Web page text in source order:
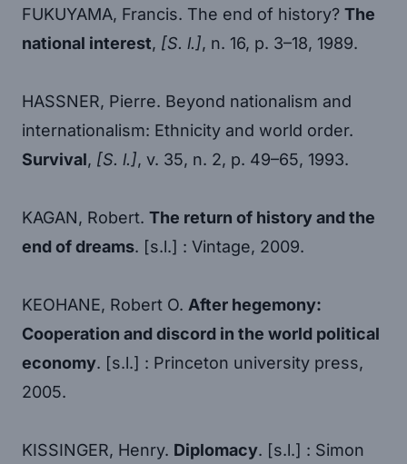
FUKUYAMA, Francis. The end of history? The
national interest, [S. l.], n. 16, p. 3–18, 1989.
HASSNER, Pierre. Beyond nationalism and
internationalism: Ethnicity and world order.
Survival, [S. l.], v. 35, n. 2, p. 49–65, 1993.
KAGAN, Robert. The return of history and the
end of dreams. [s.l.] : Vintage, 2009.
KEOHANE, Robert O. After hegemony:
Cooperation and discord in the world political
economy. [s.l.] : Princeton university press,
2005.
KISSINGER, Henry. Diplomacy. [s.l.] : Simon